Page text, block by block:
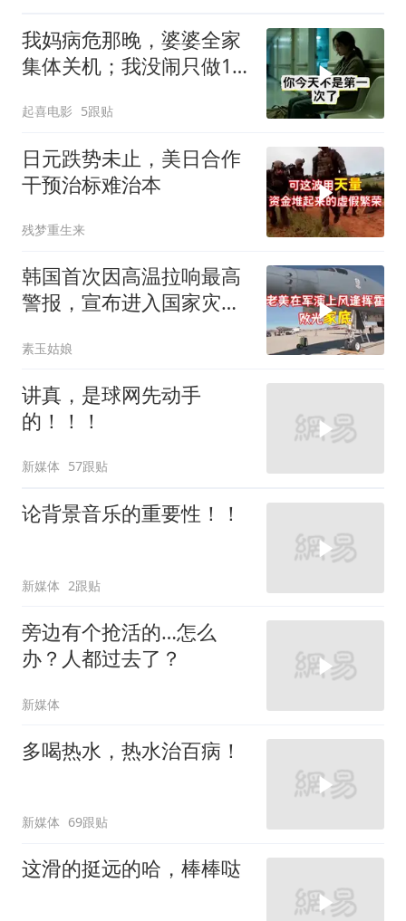
我妈病危那晚，婆婆全家
集体关机；我没闹只做1
你是不是疯了？
起喜电影 5跟贴
日元跌势未止，美日合作
干预治标难治本
残梦重生来
韩国首次因高温拉响最高
警报，宣布进入国家灾难
素玉姑娘
讲真，是球网先动手
的！！！
新媒体 57跟贴
论背景音乐的重要性！！
新媒体 2跟贴
旁边有个抢活的…怎么
办？人都过去了？
新媒体
多喝热水，热水治百病！
新媒体 69跟贴
这滑的挺远的哈，棒棒哒